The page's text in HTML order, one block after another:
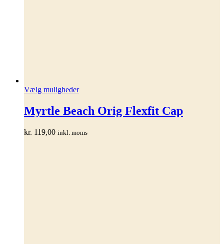
Vælg mulighederDette
har
flere
Mulighederne
Myrtle Beach Orig Flexfit Cap
kr. 119,00 inkl. moms